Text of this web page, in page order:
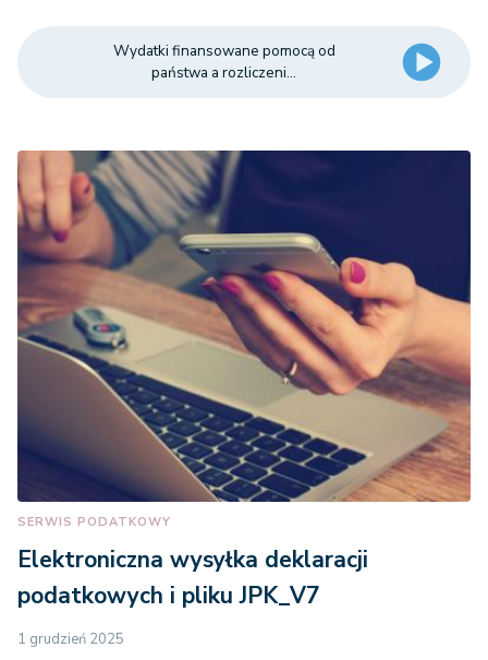
Wydatki finansowane pomocą od
państwa a rozliczeni...
SERWIS PODATKOWY
Elektroniczna wysyłka deklaracji
podatkowych i pliku JPK_V7
1 grudzień 2025